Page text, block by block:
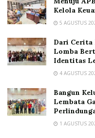
Kelola
5 AGUSTUS
Dari Cerita
Lomba
Identitas
4 AGUSTUS
Bangun
Lembata
1 AGUSTUS